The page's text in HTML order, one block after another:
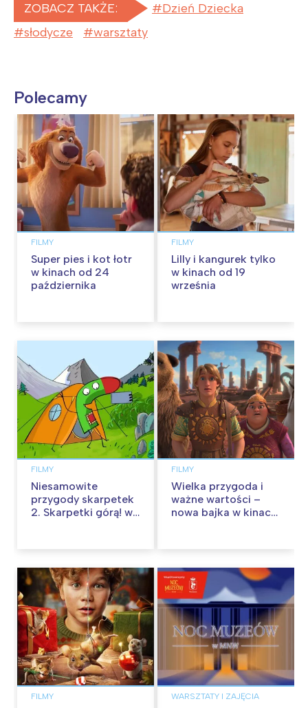
ZOBACZ TAKŻE:
Dzień Dziecka
słodycze
warsztaty
Polecamy
FILMY
Super pies i kot łotr
w kinach od 24
października
FILMY
Lilly i kangurek tylko
w kinach od 19
września
FILMY
Niesamowite
przygody skarpetek
2. Skarpetki górą! w
FILMY
Wielka przygoda i
ważne wartości –
nowa bajka w kinach
FILMY WARSZTATY I ZAJĘCIA